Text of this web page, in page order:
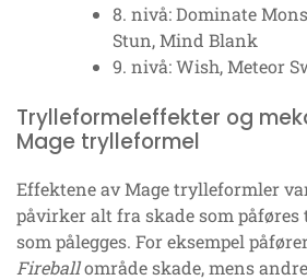
8. nivå: Dominate
Stun, Mind Blank
9. nivå: Wish, Meteor
Trylleformeleffekter og
Mage trylleformel
Effektene av Mage trylleformler
påvirker alt fra skade som
som pålegges. For eksempel
Fireballområde skade, mens